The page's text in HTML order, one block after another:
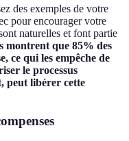
des exemples de votre
pour encourager votre
naturelles et font partie
montrent que 85% des
ce qui les empêche de
le processus
peut libérer cette